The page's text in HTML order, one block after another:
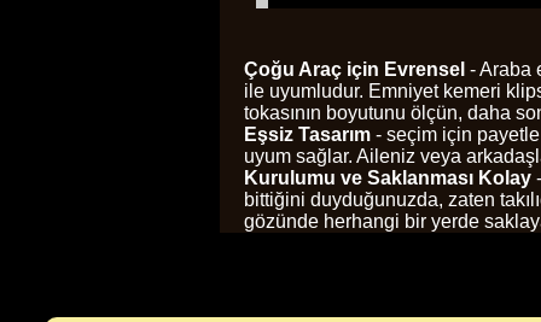
Çoğu Araç için Evrensel - Araba
ile uyumludur. Emniyet kemeri
tokasının boyutunu ölçün, daha
Eşsiz Tasarım- seçim için
uyum sağlar. Aileniz veya
Kurulumu ve Saklanması Kolay-
bittiğini duyduğunuzda, zaten
gözünde herhangi bir yerde